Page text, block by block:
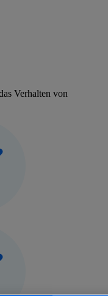
Verhalten von